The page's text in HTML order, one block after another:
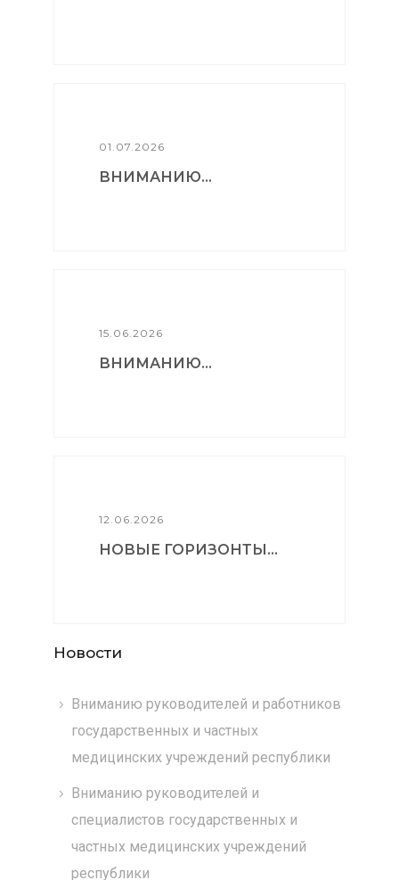
01.07.2026
ВНИМАНИЮ...
15.06.2026
ВНИМАНИЮ...
12.06.2026
НОВЫЕ ГОРИЗОНТЫ...
Новости
Вниманию руководителей и работников
государственных и частных
медицинских учреждений республики
Вниманию руководителей и
специалистов государственных и
частных медицинских учреждений
республики